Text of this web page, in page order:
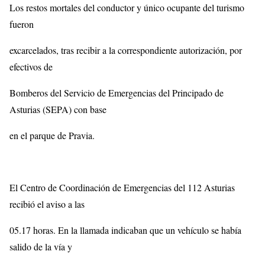
Los restos mortales del conductor y único ocupante del turismo
fueron
excarcelados, tras recibir a la correspondiente autorización, por
efectivos de
Bomberos del Servicio de Emergencias del Principado de
Asturias (SEPA) con base
en el parque de Pravia.
El Centro de Coordinación de Emergencias del 112 Asturias
recibió el aviso a las
05.17 horas. En la llamada indicaban que un vehículo se había
salido de la vía y